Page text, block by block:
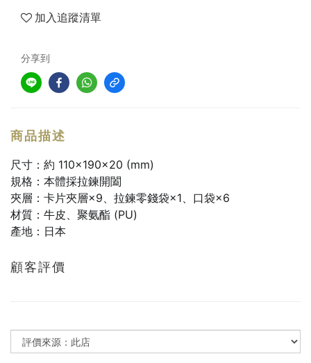
加入追蹤清單
分享到
商品描述
尺寸：約 110×190×20 (mm)
規格：本體採拉鍊開闔
夾層：卡片夾層×9、拉鍊零錢袋×1、口袋×6
材質：牛皮、聚氨酯 (PU)
產地：日本
顧客評價